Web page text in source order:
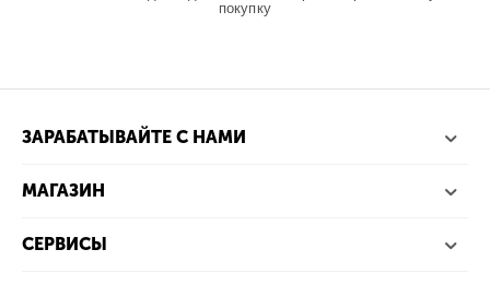
покупку
ЗАРАБАТЫВАЙТЕ С НАМИ
МАГАЗИН
СЕРВИСЫ